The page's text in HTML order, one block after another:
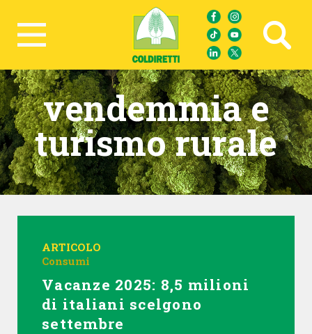
Ricerca avanzata
vendemmia e
turismo rurale
ARTICOLO
Consumi
Vacanze 2025: 8,5 milioni
di italiani scelgono
settembre